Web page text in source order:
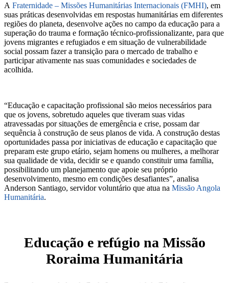
A Fraternidade – Missões Humanitárias Internacionais (FMHI), em
suas práticas desenvolvidas em respostas humanitárias em diferentes
regiões do planeta, desenvolve ações no campo da educação para a
superação do trauma e formação técnico-profissionalizante, para que
jovens migrantes e refugiados e em situação de vulnerabilidade
social possam fazer a transição para o mercado de trabalho e
participar ativamente nas suas comunidades e sociedades de
acolhida.
“Educação e capacitação profissional são meios necessários para
que os jovens, sobretudo aqueles que tiveram suas vidas
atravessadas por situações de emergência e crise, possam dar
sequência à construção de seus planos de vida. A construção destas
oportunidades passa por iniciativas de educação e capacitação que
preparam este grupo etário, sejam homens ou mulheres, a melhorar
sua qualidade de vida, decidir se e quando constituir uma família,
possibilitando um planejamento que apoie seu próprio
desenvolvimento, mesmo em condições desafiantes”, analisa
Anderson Santiago, servidor voluntário que atua na Missão Angola
Humanitária.
Educação e refúgio na Missão
Roraima Humanitária